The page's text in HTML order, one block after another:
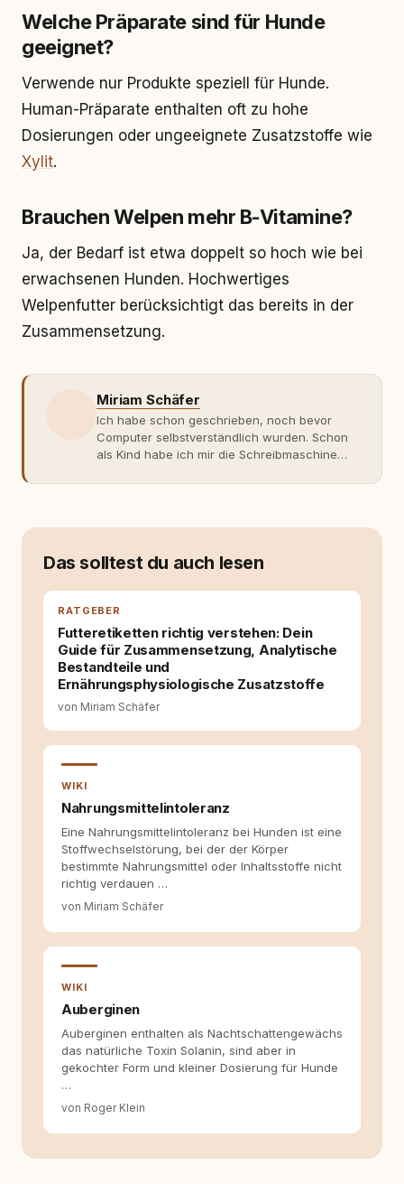
Welche Präparate sind für Hunde
geeignet?
Verwende nur Produkte speziell für Hunde.
Human-Präparate enthalten oft zu hohe
Dosierungen oder ungeeignete Zusatzstoffe wie
Xylit.
Brauchen Welpen mehr B-Vitamine?
Ja, der Bedarf ist etwa doppelt so hoch wie bei
erwachsenen Hunden. Hochwertiges
Welpenfutter berücksichtigt das bereits in der
Zusammensetzung.
Miriam Schäfer
Ich habe schon geschrieben, noch bevor
Computer selbstverständlich wurden. Schon
als Kind habe ich mir die Schreibmaschine
getippt: Geschichten, Beobachtungen,
weniger guten Erfahrungen. Umso mehr hat
erlebt habe, wie verantwortungsvoll und
bewusst gute Hundehaltung funktionieren
kann. Dieser Perspektivwechsel begleitet
meine Arbeit bis heute. Bei rundum.dog bin ich
als Content Managerin an vielen Stellen
beteiligt, an denen aus Ideen fertige Beiträge
werden. Ich recherchiere Themen, plane
Inhalte, schreibe Artikel, begleite Gastbeiträge
redaktionell, veröffentliche Texte und betreue
die Social-Media-Kanäle. Mein Blick richtet
sich dabei immer auf das grosse Ganze:
Inhalte so aufbereiten, dass sie verständlich,
fundiert und für unsere Leser wirklich
hilfreich sind? Ich glaube, dass Emotionen
allein nicht ausreichen. Gute Entscheidungen
entstehen dort, wo Information,
Selbstreflexion und Bereitschaft zum
Texten möchte ich genau dazu beitragen.
Das solltest du auch lesen
RATGEBER
Futteretiketten richtig verstehen: Dein
Guide für Zusammensetzung, Analytische
Bestandteile und
Ernährungsphysiologische Zusatzstoffe
von Miriam Schäfer
WIKI
Nahrungsmittelintoleranz
Eine Nahrungsmittelintoleranz bei Hunden ist eine
Stoffwechselstörung, bei der der Körper
bestimmte Nahrungsmittel oder Inhaltsstoffe nicht
richtig verdauen …
von Miriam Schäfer
WIKI
Auberginen
Auberginen enthalten als Nachtschattengewächs
das natürliche Toxin Solanin, sind aber in
gekochter Form und kleiner Dosierung für Hunde
…
von Roger Klein